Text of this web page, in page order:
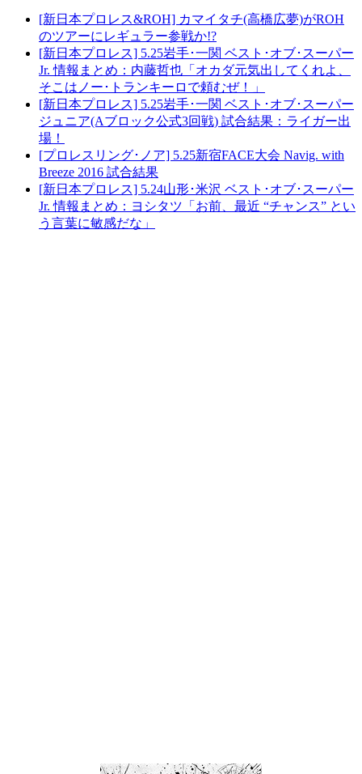
[新日本プロレス&ROH] カマイタチ(高橋広夢)がROH
のツアーにレギュラー参戦か!?
[新日本プロレス] 5.25岩手･一関 ベスト･オブ･スーパー
Jr. 情報まとめ：内藤哲也「オカダ元気出してくれよ、
そこはノー･トランキーロで頼むぜ！」
[新日本プロレス] 5.25岩手･一関 ベスト･オブ･スーパー
ジュニア(Aブロック公式3回戦) 試合結果：ライガー出
場！
[プロレスリング･ノア] 5.25新宿FACE大会 Navig. with
Breeze 2016 試合結果
[新日本プロレス] 5.24山形･米沢 ベスト･オブ･スーパー
Jr. 情報まとめ：ヨシタツ「お前、最近 “チャンス” とい
う言葉に敏感だな」